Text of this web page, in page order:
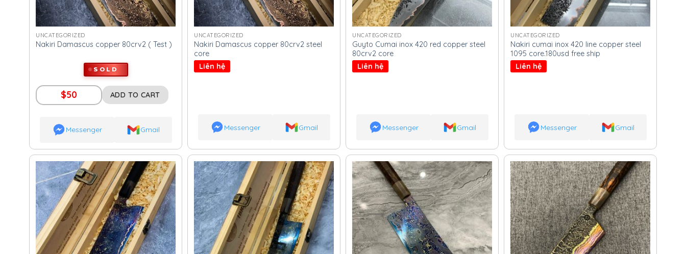
UNCATEGORIZED
Nakiri Damascus copper 80crv2 ( Test )
SOLD
$50 ADD TO CART
Messenger Gmail
UNCATEGORIZED
Nakiri Damascus copper 80crv2 steel
core
Liên hệ
Messenger Gmail
UNCATEGORIZED
Guyto Cumai inox 420 red copper steel
80crv2 core
Liên hệ
Messenger Gmail
UNCATEGORIZED
Nakiri cumai inox 420 line copper steel
1095 core.180usd free ship
Liên hệ
Messenger Gmail